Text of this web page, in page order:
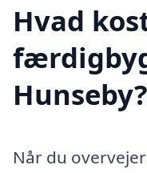
Hvad
Hunseby?
Når du